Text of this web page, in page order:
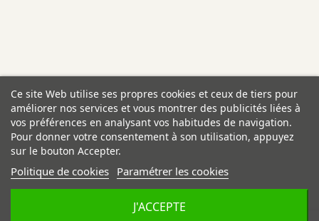
Ce site Web utilise ses propres cookies et ceux de tiers pour
améliorer nos services et vous montrer des publicités liées à
vos préférences en analysant vos habitudes de navigation.
Pour donner votre consentement à son utilisation, appuyez
sur le bouton Accepter.
Politique de cookies Paramétrer les cookies
J'ACCEPTE